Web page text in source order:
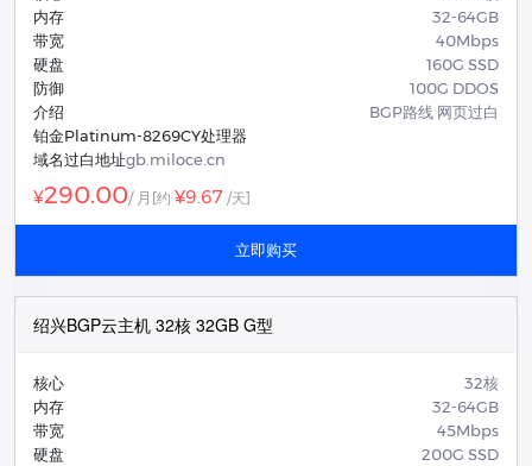
内存
32-64GB
带宽
40Mbps
硬盘
160G SSD
防御
100G DDOS
介绍
BGP路线 网页过白
铂金Platinum-8269CY处理器
域名过白地址gb.miloce.cn
¥290.00/ 月 [约 ¥9.67 /天]
立即购买
绍兴BGP云主机 32核 32GB G型
核心
32核
内存
32-64GB
带宽
45Mbps
硬盘
200G SSD